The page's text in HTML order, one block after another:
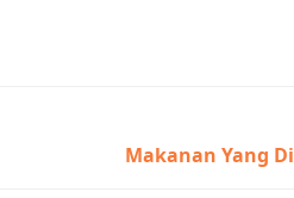
Makanan Yang